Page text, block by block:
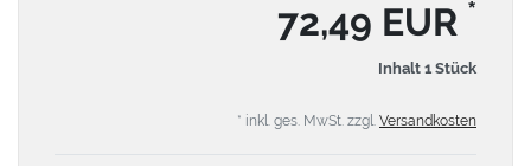
72,49 EUR *
Inhalt 1 Stück
* inkl. ges. MwSt. zzgl. Versandkosten